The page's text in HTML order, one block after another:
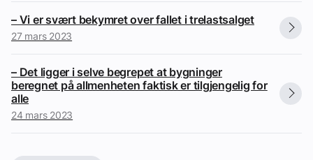
– Vi er svært bekymret over fallet i trelastsalget
27 mars 2023
– Det ligger i selve begrepet at bygninger
beregnet på allmenheten faktisk er tilgjengelig for
alle
24 mars 2023